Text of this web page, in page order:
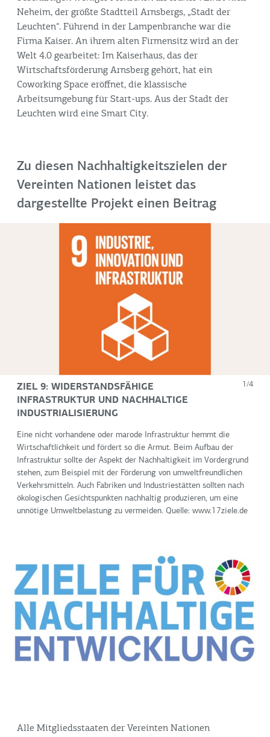
Neheim, der größte Stadtteil Arnsbergs, „Stadt der
Leuchten“. Führend in der Lampenbranche war die
Firma Kaiser. An ihrem alten Firmensitz wird an der
Welt 4.0 gearbeitet: Im Kaiserhaus, das der
Wirtschaftsförderung Arnsberg gehört, hat ein
Coworking Space eröffnet, die klassische
Arbeitsumgebung für Start-ups. Aus der Stadt der
Leuchten wird eine Smart City.
Zu diesen Nachhaltigkeitszielen der
Vereinten Nationen leistet das
dargestellte Projekt einen Beitrag
ZIEL 9: WIDERSTANDSFÄHIGE
INFRASTRUKTUR UND NACHHALTIGE
INDUSTRIALISIERUNG
1/4
Eine nicht vorhandene oder marode Infrastruktur hemmt die
Wirtschaftlichkeit und fördert so die Armut. Beim Aufbau der
Infrastruktur sollte der Aspekt der Nachhaltigkeit im Vordergrund
stehen, zum Beispiel mit der Förderung von umweltfreundlichen
Verkehrsmitteln. Auch Fabriken und Industriestätten sollten nach
ökologischen Gesichtspunkten nachhaltig produzieren, um eine
unnötige Umweltbelastung zu vermeiden. Quelle: www.17ziele.de
Alle Mitgliedsstaaten der Vereinten Nationen